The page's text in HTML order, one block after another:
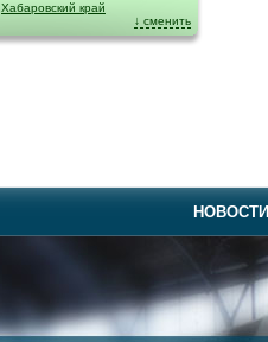
Хабаровский край
↓ сменить
НОВОСТИ